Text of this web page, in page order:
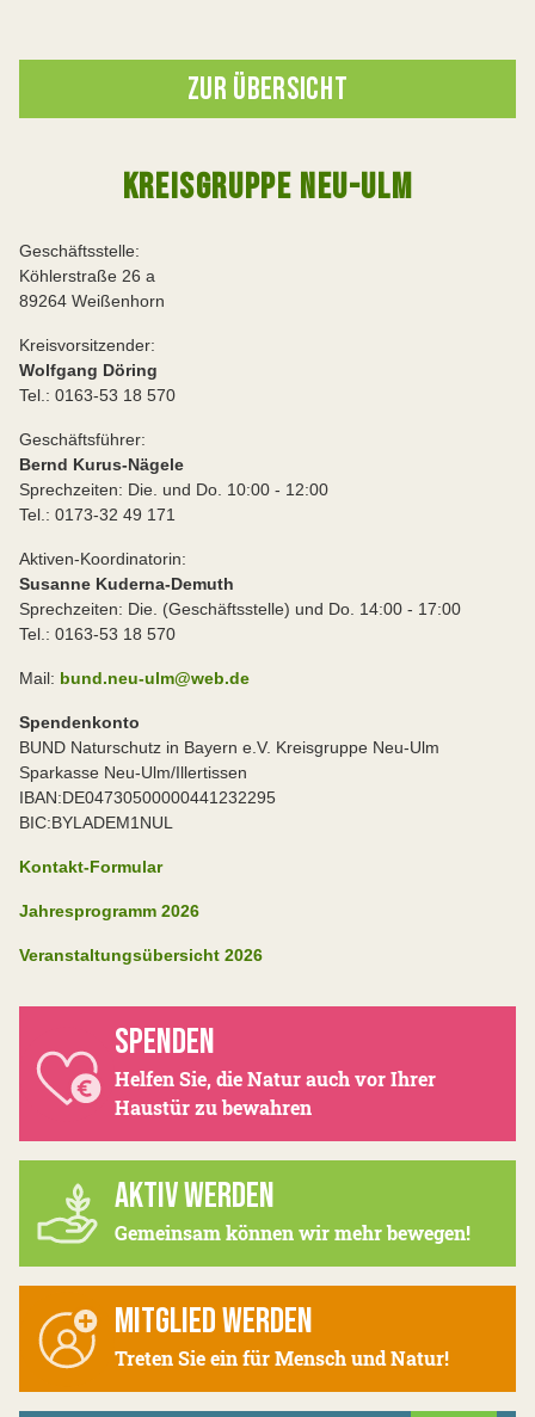
ZUR ÜBERSICHT
KREISGRUPPE NEU-ULM
Geschäftsstelle:
Köhlerstraße 26 a
89264 Weißenhorn
Kreisvorsitzender:
Wolfgang Döring
Tel.: 0163-53 18 570
Geschäftsführer:
Bernd Kurus-Nägele
Sprechzeiten: Die. und Do. 10:00 - 12:00
Tel.: 0173-32 49 171
Aktiven-Koordinatorin:
Susanne Kuderna-Demuth
Sprechzeiten: Die. (Geschäftsstelle) und Do. 14:00 - 17:00
Tel.: 0163-53 18 570
Mail: bund.neu-ulm@web.de
Spendenkonto
BUND Naturschutz in Bayern e.V. Kreisgruppe Neu-Ulm
Sparkasse Neu-Ulm/Illertissen
IBAN:DE04730500000441232295
BIC:BYLADEM1NUL
Kontakt-Formular
Jahresprogramm 2026
Veranstaltungsübersicht 2026
SPENDEN
Helfen Sie, die Natur auch vor Ihrer
Haustür zu bewahren
AKTIV WERDEN
Gemeinsam können wir mehr bewegen!
MITGLIED WERDEN
Treten Sie ein für Mensch und Natur!